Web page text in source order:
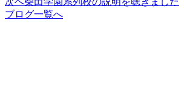
ブログ一覧へ